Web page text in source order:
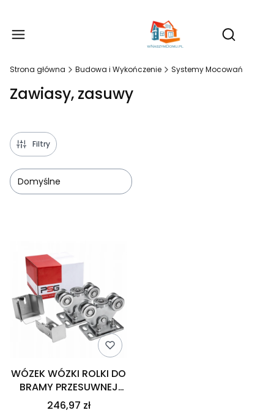
Otwórz
Strona główna Budowa i Wykończenie Systemy Mocowań
Zawiasy, zasuwy
Filtry
Domyślne
WÓZEK WÓZKI ROLKI DO
BRAMY PRZESUWNEJ
ZESTAW 80x80
246,97 zł